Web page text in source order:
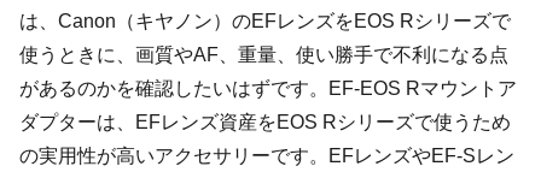
は、Canon（キヤノン）のEFレンズをEOS Rシリーズで
使うときに、画質やAF、重量、使い勝手で不利になる点
があるのかを確認したいはずです。EF-EOS Rマウントア
ダプターは、EFレンズ資産をEOS Rシリーズで使うため
の実用性が高いアクセサリーです。EFレンズやEF-Sレン